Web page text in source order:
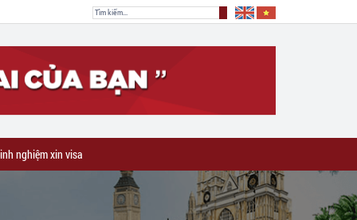
nghiệm xin visa